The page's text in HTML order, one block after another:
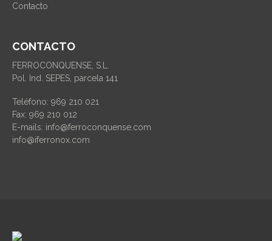
Contacto
CONTACTO
FERROCONQUENSE, S.L.
Pol. Ind. SEPES, parcela 141
Teléfono: 969 210 021
Fax: 969 210 012
E-mails: info@ferroconquense.com
info@iferronox.com